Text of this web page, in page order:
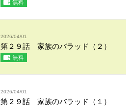
無料
2026/04/01
第２９話 家族のバラッド（２）
無料
2026/04/01
第２９話 家族のバラッド（１）